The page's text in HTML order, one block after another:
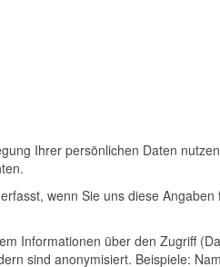
Ihrer persönlichen Daten
wenn Sie uns diese
Informationen über den Zugriff
sind anonymisiert. Beispiele: